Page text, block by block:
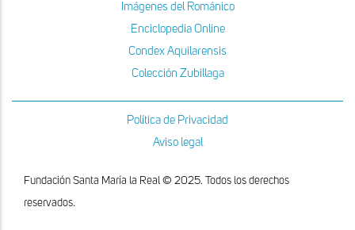
Imágenes del Románico
Enciclopedia Online
Condex Aquilarensis
Colección Zubillaga
Política de Privacidad
Aviso legal
Fundación Santa María la Real © 2025. Todos los derechos
reservados.